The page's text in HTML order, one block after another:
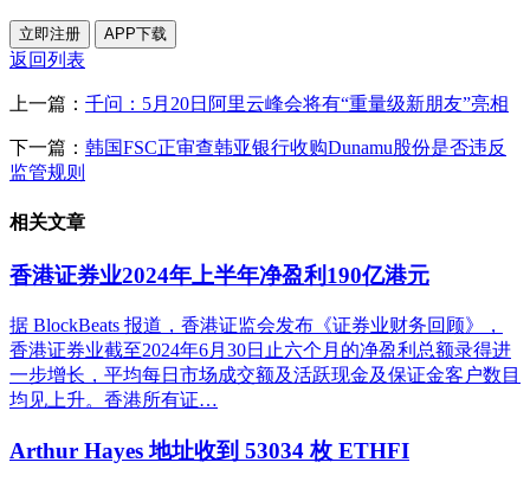
立即注册 APP下载
返回列表
上一篇： 千问：5月20日阿里云峰会将有“重量级新朋友”亮相
下一篇： 韩国FSC正审查韩亚银行收购Dunamu股份是否违反
监管规则
相关文章
香港证券业2024年上半年净盈利190亿港元
据 BlockBeats 报道，香港证监会发布《证券业财务回顾》，
香港证券业截至2024年6月30日止六个月的净盈利总额录得进
一步增长，平均每日市场成交额及活跃现金及保证金客户数目
均见上升。香港所有证…
Arthur Hayes 地址收到 53034 枚 ETHFI